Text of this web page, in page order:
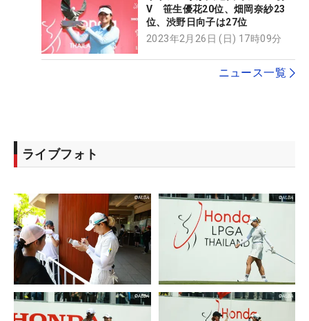
V 笹生優花20位、畑岡奈紗23
位、渋野日向子は27位
2023年2月26日 (日) 17時09分
ニュース一覧
ライブフォト